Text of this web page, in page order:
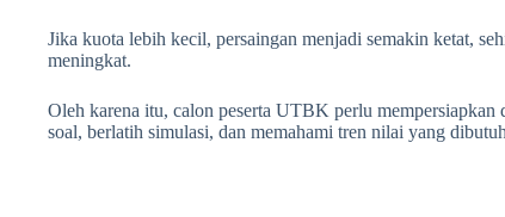
Jika kuota lebih kecil, persaingan menjadi semakin ketat,
meningkat.
Oleh karena itu, calon peserta UTBK perlu mempersiapkan
soal, berlatih simulasi, dan memahami tren nilai yang